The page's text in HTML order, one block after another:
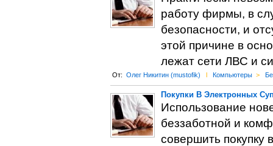
работу фирмы, в
безопасности, и
этой причине в
лежат сети ЛВС и
От: Олег Никитин (mustofik) l Компьютеры >
Покупки В Электронных
Использование
беззаботной и
совершить покупку